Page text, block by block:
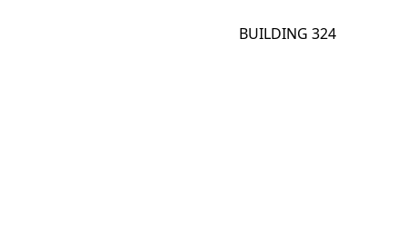
BUILDING 324